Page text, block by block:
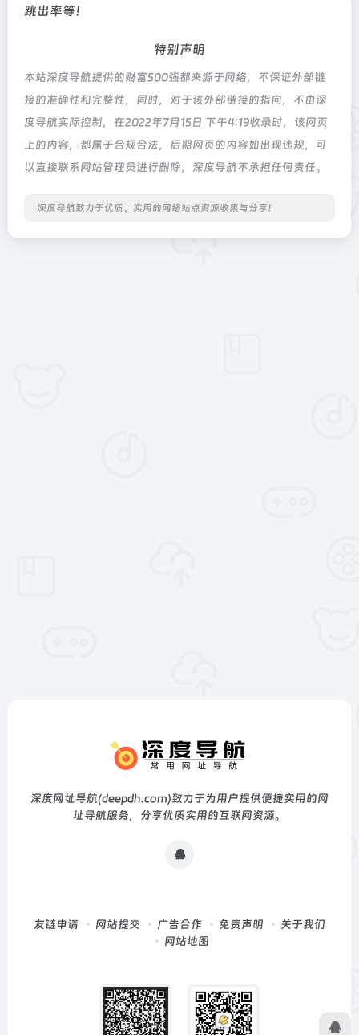
跳出率等！
特别声明
本站深度导航提供的财富500强都来源于网络，不保证外部链
接的准确性和完整性，同时，对于该外部链接的指向，不由深
度导航实际控制，在2022年7月15日 下午4:19收录时，该网页
上的内容，都属于合规合法，后期网页的内容如出现违规，可
以直接联系网站管理员进行删除，深度导航不承担任何责任。
深度导航致力于优质、实用的网络站点资源收集与分享！
深度网址导航(deepdh.com)致力于为用户提供便捷实用的网
址导航服务，分享优质实用的互联网资源。
友链申请 网站提交 广告合作 免责声明
关于我们
网站地图